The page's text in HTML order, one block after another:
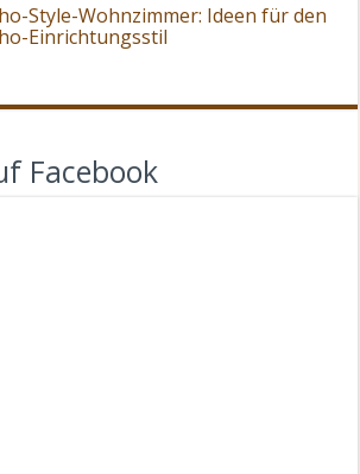
Style-Wohnzimmer: Ideen für den
Einrichtungsstil
Facebook